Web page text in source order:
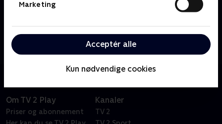
Marketing
Acceptér alle
Kun nødvendige cookies
Om Norskov
Norskov er en industriby i det nordlige Danmark. Den
men her er også masser af fællesskab og
handlekraft.
Om TV 2 Play
Priser og abonnement
Kanaler
TV 2